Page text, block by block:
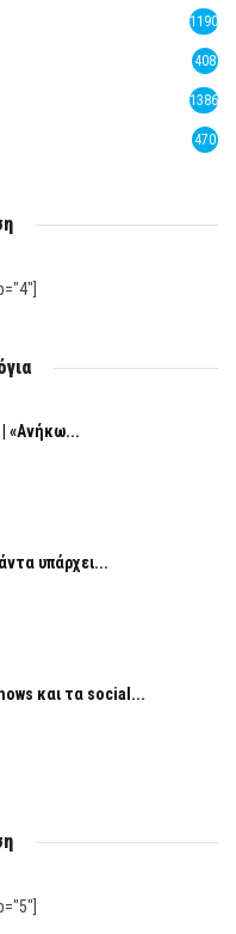
1190
408
1386
470
| «Ανήκω...
υπάρχει...
και τα social...